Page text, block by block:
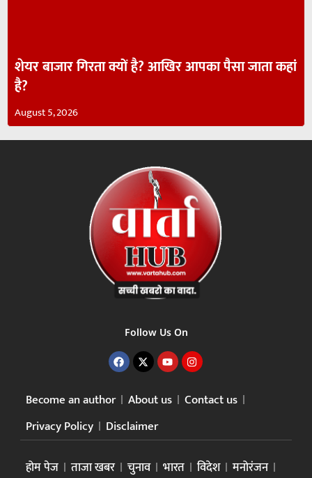
शेयर बाजार गिरता क्यों है? आखिर आपका पैसा जाता कहां
है?
August 5, 2026
Follow Us On
Become an author About us
Contact us
Privacy Policy
Disclaimer
होम पेज ताजा खबर चुनाव भारत विदेश मनोरंजन